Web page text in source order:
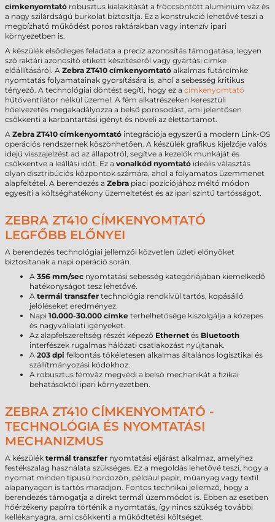
címkenyomtató robusztus kialakítását a fröccsöntött alumínium váz és
a nagy szilárdságú burkolat biztosítja. Ez a konstrukció lehetővé teszi a
megbízható működést poros raktárakban vagy intenzív ipari
környezetben is.
A készülék elsődleges feladata a precíz azonosítás támogatása, legyen
szó raktári azonosító etikett készítéséről vagy gyártási címke
előállításáról. A Zebra ZT410 címkenyomtató alkalmas futárcímke
nyomtatás folyamatainak gyorsítására is, ahol a sebesség kritikus
tényező. A technológiai döntést segíti, hogy ez a címkenyomtató
hűtőventilátor nélkül üzemel. A fém alkatrészeken keresztüli
hőelvezetés megakadályozza a belső porosodást, ami jelentősen
csökkenti a karbantartási igényt és növeli az élettartamot.
A Zebra ZT410 címkenyomtató integrációja egyszerű a modern Link-OS
operációs rendszernek köszönhetően. A készülék grafikus kijelzője valós
idejű visszajelzést ad az állapotról, segítve a kezelők munkáját és
csökkentve a leállási időt. Ez a vonalkód nyomtató ideális választás
olyan disztribúciós központok számára, ahol a folyamatos üzemmenet
alapfeltétel. A berendezés a Zebra piaci pozíciójához méltó módon
egyesíti a költséghatékony üzemeltetést és az ipari szintű tartósságot.
ZEBRA ZT410 CÍMKENYOMTATÓ
LEGFŐBB ELŐNYEI
A berendezés technológiai jellemzői közvetlen üzleti előnyöket
biztosítanak a napi operáció során.
A 356 mm/sec nyomtatási sebesség kategóriájában kiemelkedő
hatékonyságot tesz lehetővé.
A termál transzfer technológia rendkívül tartós, kopásálló
jelöléseket eredményez.
Napi 10.000-30.000 címke terhelhetősége kiszolgálja a közepes
és nagyvállalati igényeket.
Az alapfelszereltség részét képező Ethernet és Bluetooth
interfészek rugalmas hálózati csatlakozást nyújtanak.
A 203 dpi felbontás tökéletesen alkalmas általános logisztikai és
szállítmányozási kódokhoz.
A robusztus fémváz megvédi a belső mechanikát a fizikai
behatásoktól ipari környezetben.
ZEBRA ZT410 CÍMKENYOMTATÓ -
TECHNOLÓGIA ÉS NYOMTATÁSI
MECHANIZMUS
A készülék termál transzfer nyomtatási eljárást alkalmaz, amelyhez
festékszalag használata szükséges. Ez a megoldás lehetővé teszi, hogy a
nyomat minden típusú hordozón, például papír, műanyag vagy textil
alapanyagon is tartós maradjon. Fontos technikai jellemző, hogy a
berendezés támogatja a direkt termál üzemmódot is. Ebben az esetben
hőérzékeny papírra történik a nyomtatás, így nincs szükség további
kellékanyagra, ami csökkenti a működtetési költséget.